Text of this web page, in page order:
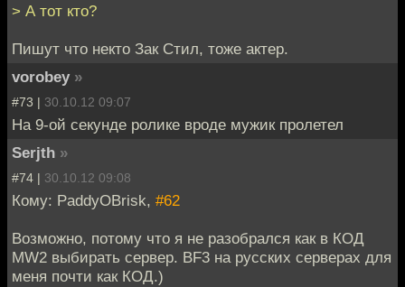
> А тот кто?
Пишут что некто Зак Стил, тоже актер.
vorobey »
#73 | 30.10.12 09:07
На 9-ой секунде ролике вроде мужик пролетел
Serjth »
#74 | 30.10.12 09:08
Кому: PaddyOBrisk, #62
Возможно, потому что я не разобрался как в КОД
MW2 выбирать сервер. BF3 на русских серверах для
меня почти как КОД.)